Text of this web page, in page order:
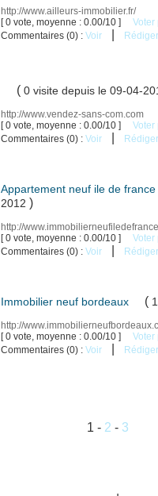
http://www.ailleurs-immobilier.fr/
[ 0 vote, moyenne : 0.00/10 ] Voter
Commentaires (0) : Voir Rédiger
( 0 visite depuis le 09-04-
http://www.vendez-sans-com.com
[ 0 vote, moyenne : 0.00/10 ] Voter
Commentaires (0) : Voir Rédiger
Appartement neuf ile de france
2012 )
http://
[ 0 vote, moyenne : 0.00/10 ] Voter
Commentaires (0) : Voir Rédiger
Immobilier neuf bordeaux (
http://
[ 0 vote, moyenne : 0.00/10 ] Voter
Commentaires (0) : Voir Rédiger
1 - 2 - 3